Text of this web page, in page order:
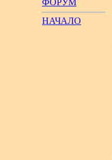
ФОРУМ
НАЧАЛО